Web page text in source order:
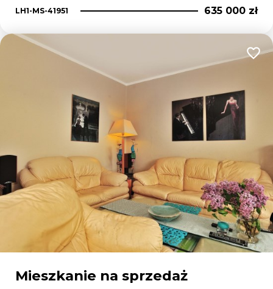
LH1-MS-41951 635 000 zł
Mieszkanie na sprzedaż